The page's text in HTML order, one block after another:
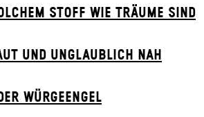
STOFF WIE TRÄUME SIND
UND UNGLAUBLICH NAH
DER WÜR­GE­ENG­EL